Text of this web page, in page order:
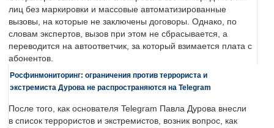
лиц без маркировки и массовые автоматизированные
вызовы, на которые не заключены договоры. Однако, по
словам экспертов, вызов при этом не сбрасывается, а
переводится на автоответчик, за который взимается плата с
абонентов.
Росфинмониторинг: ограничения против террориста и
экстремиста Дурова не распространяются на Telegram
После того, как основателя Telegram Павла Дурова внесли
в список террористов и экстремистов, возник вопрос, как